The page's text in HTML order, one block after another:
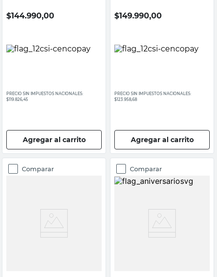
$144.990,00
PRECIO SIN IMPUESTOS NACIONALES:
$119.826,45
Agregar al carrito
$149.990,00
PRECIO SIN IMPUESTOS NACIONALES:
$123.958,68
Agregar al carrito
Comparar Comparar